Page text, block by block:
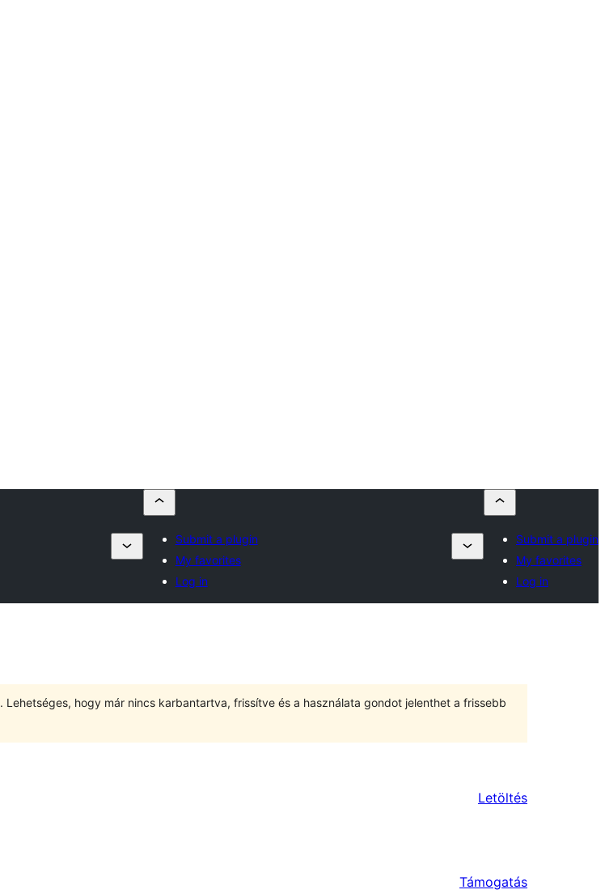
Submit a plugin
My favorites
Log in
Submit a plugin
My favorites
Log in
. Lehetséges, hogy már nincs karbantartva, frissítve és a használata gondot jelenthet a frissebb
Letöltés
Támogatás